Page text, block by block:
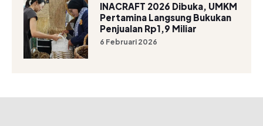
INACRAFT 2026 Dibuka, UMKM
Pertamina Langsung Bukukan
Penjualan Rp1,9 Miliar
6 Februari 2026